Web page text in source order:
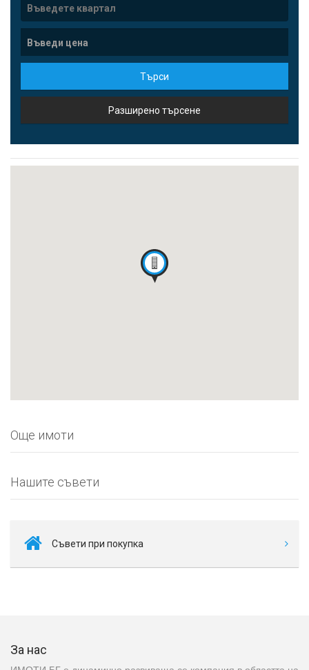
Търси
Разширено търсене
Още имоти
Нашите съвети
Съвети при покупка
За нас